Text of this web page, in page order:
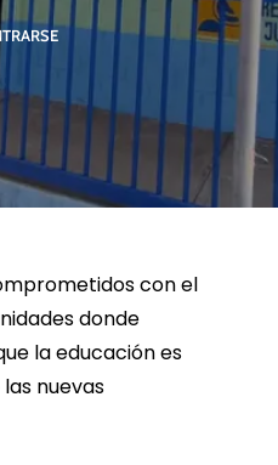
con el
donde
la educación es
nuevas